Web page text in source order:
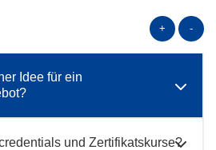
+ -
Idee für ein
und Zertifikatskurse?